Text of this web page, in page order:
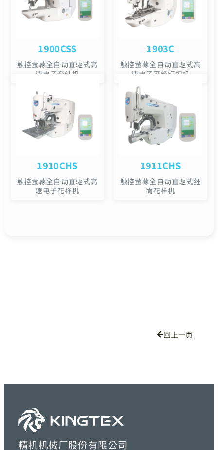
1900CSS
触控萤幕全自动直驱式高
速电子套结机
1903C
触控萤幕全自动直驱式高
速电子平缝钉扣机
1910CHS
触控萤幕全自动直驱式高
速电子花样机
1911CHS
触控萤幕全自动直驱式细
筒花样机
回上一页
精机机械厂股份有限公司